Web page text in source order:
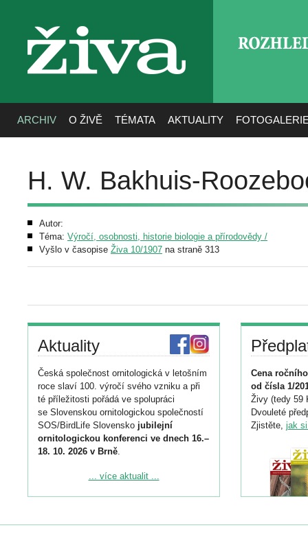
živa
ARCHIV O ŽIVĚ TÉMATA AKTUALITY
H. W. Bakhuis-
Autor:
Téma: Výročí, osobnosti, historie biologie a přírodovědy /
Vyšlo v časopise Živa 10/1907 na straně 313
Aktuality
Česká společnost ornitologická v letošním
roce slaví 100. výročí svého vzniku a při
té příležitosti pořádá ve spolupráci
se Slovenskou ornitologickou společností
SOS/BirdLife Slovensko jubilejní
ornitologickou konferenci ve dnech 16.–
18. 10. 2026 v Brně.
Podrobnější informace ke konferenci
Registrovat se můžete do 6. září.
... více aktualit ...
Cena
od čísla 1/
Živy (tedy 59
Dvouleté
Zjistěte, jak